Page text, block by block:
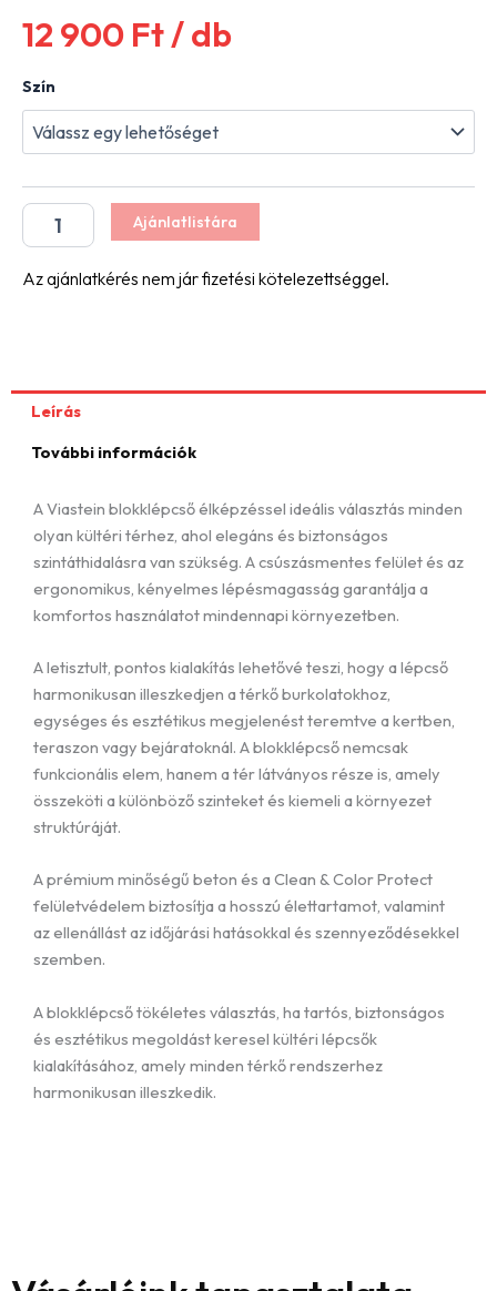
12 900 Ft/ db
Szín
VIASTEIN
mennyiség
Ajánlatlistára
Az ajánlatkérés nem jár fizetési kötelezettséggel.
Leírás
További információk
A Viastein blokklépcső élképzéssel ideális választás minden
olyan kültéri térhez, ahol elegáns és biztonságos
szintáthidalásra van szükség. A csúszásmentes felület és az
ergonomikus, kényelmes lépésmagasság garantálja a
komfortos használatot mindennapi környezetben.
A letisztult, pontos kialakítás lehetővé teszi, hogy a lépcső
harmonikusan illeszkedjen a térkő burkolatokhoz,
egységes és esztétikus megjelenést teremtve a kertben,
teraszon vagy bejáratoknál. A blokklépcső nemcsak
funkcionális elem, hanem a tér látványos része is, amely
összeköti a különböző szinteket és kiemeli a környezet
struktúráját.
A prémium minőségű beton és a Clean & Color Protect
felületvédelem biztosítja a hosszú élettartamot, valamint
az ellenállást az időjárási hatásokkal és szennyeződésekkel
szemben.
A blokklépcső tökéletes választás, ha tartós, biztonságos
és esztétikus megoldást keresel kültéri lépcsők
kialakításához, amely minden térkő rendszerhez
harmonikusan illeszkedik.